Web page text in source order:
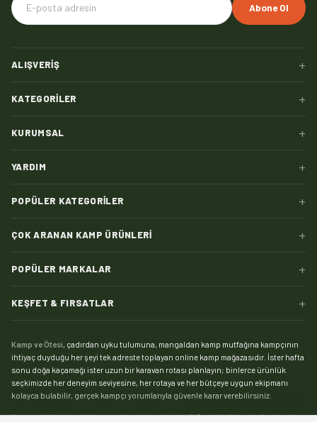
Abone Ol
ALIŞVERIŞ +
KATEGORILER +
KURUMSAL +
YARDIM +
POPÜLER KATEGORILER +
ÇOK ARANAN KAMP ÜRÜNLERI +
POPÜLER MARKALAR +
KEŞFET & FIRSATLAR +
Kamp ve Ötesi, çadırdan uyku tulumuna, mangaldan kamp mutfağına kampçının
ihtiyaç duyduğu her şeyi tek adreste toplayan online kamp mağazasıdır. İster hafta
sonu doğa kaçamağı ister uzun bir karavan rotası planlayın; binlerce ürünlük
seçkimizde her deneyim seviyesine, her rotaya ve her bütçeye uygun ekipmanı
kolayca bulabilir, gerçek kampçı yorumlarıyla güvenle karar verebilirsiniz.
Kampın kalbi çadırdır:kamp çadırıkategorimizde 2, 3 ve 4 kişilik modellerden aile